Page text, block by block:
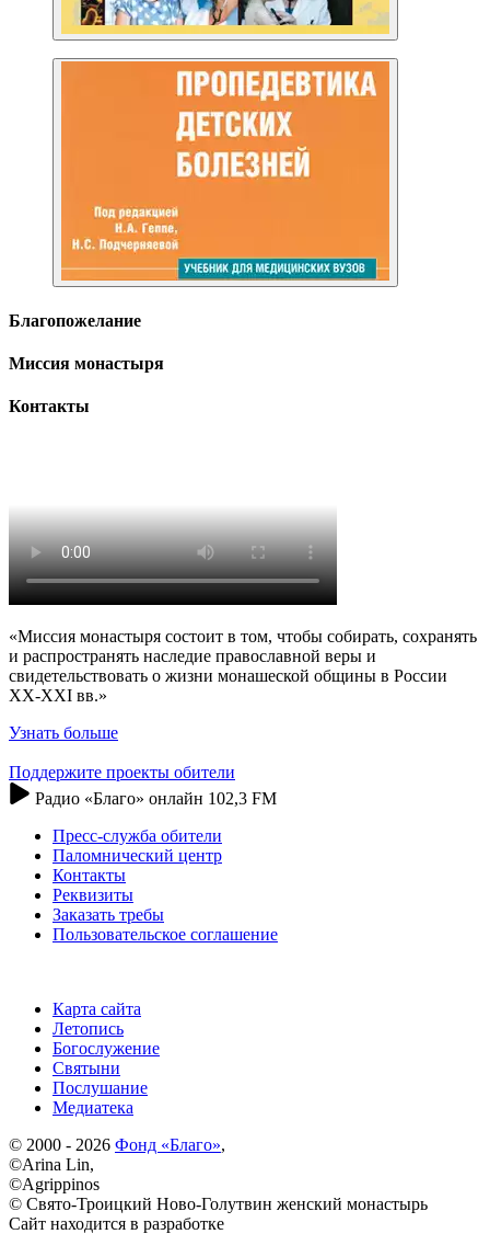
Благопожелание
Миссия монастыря
Контакты
«Миссия монастыря состоит в том, чтобы собирать, сохранять
и распространять наследие православной веры и
свидетельствовать о жизни монашеской общины в России
XX-XXI вв.»
Узнать больше
Поддержите проекты обители
Радио «Благо» онлайн 102,3 FM
Пресс-служба обители
Паломнический центр
Контакты
Реквизиты
Заказать требы
Пользовательское соглашение
Карта сайта
Летопись
Богослужение
Святыни
Послушание
Медиатека
© 2000 - 2026 Фонд «Благо»,
©Arina Lin,
©Agrippinos
© Свято-Троицкий Ново-Голутвин женский монастырь
Сайт находится в разработке